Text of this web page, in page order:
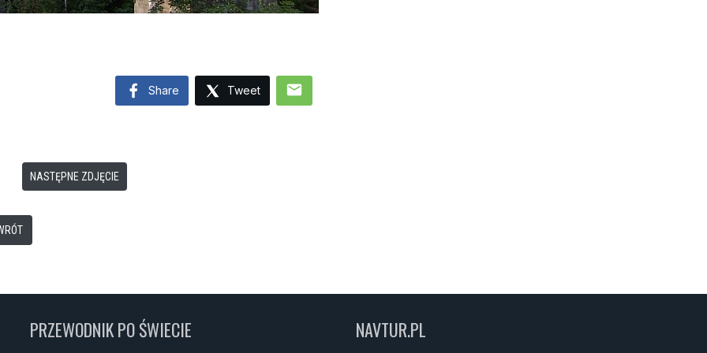
Share Tweet mail
NASTĘPNE ZDJĘCIE
PRZEWODNIK PO ŚWIECIE NAVTUR.PL